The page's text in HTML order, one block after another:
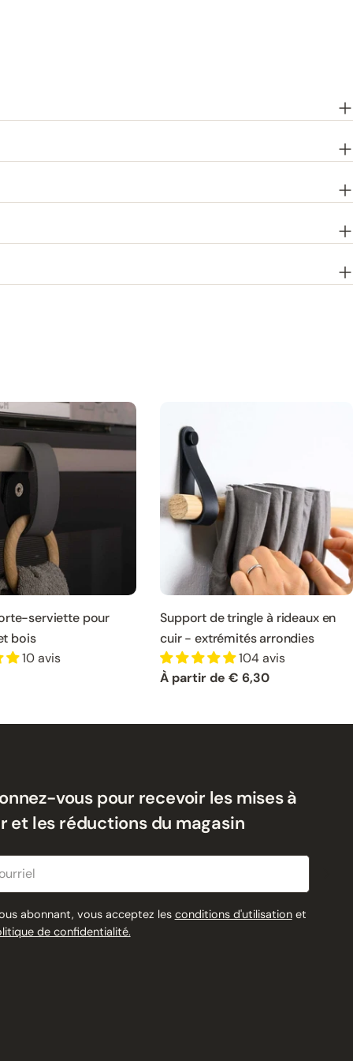
serviette pour
bois
10 avis
Support de tringle à rideaux en
cuir - extrémités arrondies
104 avis
Prix
À partir de € 6,30
vous pour recevoir les mises à
et les réductions du magasin
abonnant, vous acceptez les conditions d'utilisationet
de confidentialité.